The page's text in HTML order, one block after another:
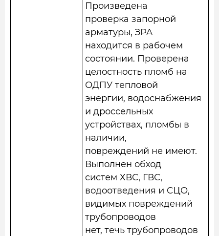
Произведена
проверка запорной
арматуры, ЗРА
находится в рабочем
состоянии. Проверена
целостность пломб на
ОДПУ тепловой
энергии, водоснабжения
и дроссельных
устройствах, пломбы в
наличии,
повреждений не имеют.
Выполнен обход
систем ХВС, ГВС,
водоотведения и СЦО,
видимых повреждений
трубопроводов
нет, течь трубопроводов